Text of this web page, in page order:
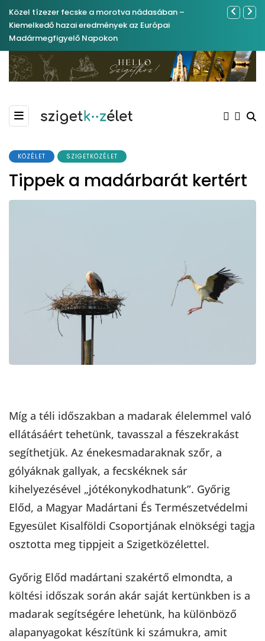
Közel tízezer fecske a morotva nádasában –
Kiemelkedő hazai eredmények az Európai
Madármegfigyelő Napokon
Ferenc
KÖZÉLET SZIGETKÖZÉLET
Tippek a madárbarát kertért
Míg a téli időszakban a madarak élelemmel való
ellátásáért tehetünk, tavasszal a fészekrakást
segíthetjük. Az énekesmadaraknak szőr, a
gólyáknak gallyak, a fecskéknek sár
kihelyezésével „jótékonykodhatunk”. Győrig
Előd, a Magyar Madártani És Természetvédelmi
Egyesület Kisalföldi Csoportjának elnökségi tagja
osztotta meg tippjeit a Szigetközélettel.
Győrig Előd madártani szakértő elmondta, a
költési időszak során akár saját kertünkben is a
madarak segítségére lehetünk, ha különböző
alapanyagokat készítünk ki számukra, amit